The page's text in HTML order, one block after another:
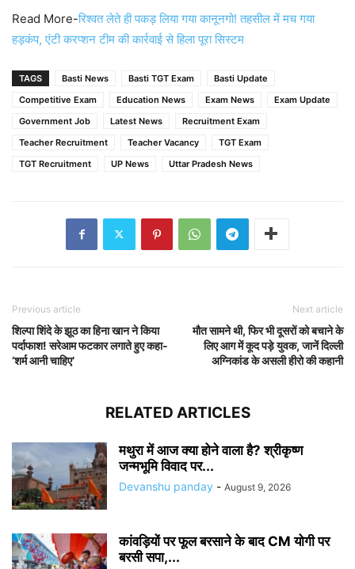
Read More-रिश्वत लेते ही पकड़ लिया गया कानूनगो! तहसील में मच गया
हड़कंप, एंटी करप्शन टीम की कार्रवाई से हिला पूरा सिस्टम
TAGS Basti News Basti TGT Exam
Basti Update
Competitive Exam
Education News Exam News
Exam Update
Government Job
Latest News
Recruitment Exam
Teacher Recruitment
Teacher Vacancy
TGT Exam
TGT Recruitment
UP News Uttar Pradesh News
Previous article
शिल्पा शिंदे के झूठ का हिना खान ने किया
पर्दाफाश! सरेआम फटकार लगाते हुए कहा-
‘शर्म आनी चाहिए’
Next article
मौत सामने थी, फिर भी दूसरों को बचाने के
लिए आग में कूद पड़े युवक, जानें दिल्ली
अग्निकांड के असली हीरो की कहानी
RELATED ARTICLES
मथुरा में आज क्या होने वाला है? श्रीकृष्ण
जन्मभूमि विवाद पर...
Devanshu panday - August 9, 2026
कांवड़ियों पर फूल बरसाने के बाद CM योगी पर
बरसी सपा,...